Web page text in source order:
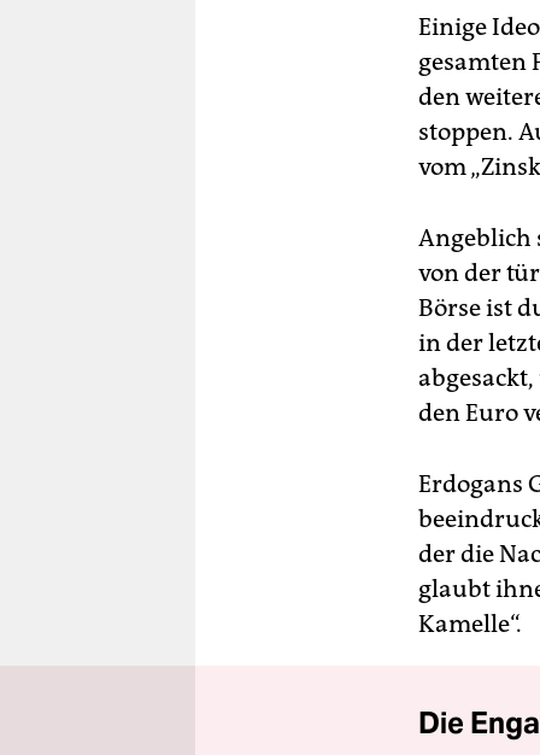
Einige
gesamten
den
stoppen.
vom
Angeblich
von der
Börse ist
in der
den Euro
Erdogans
der die
glaubt
Kamelle“.
Die